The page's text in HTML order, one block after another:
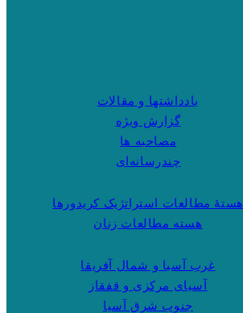
یادداشتها و مقالات
گزارش ویژه
مصاحبه ها
چندرسانه‌ای
هستهٔ مطالعات استراتژیک کریدورها
هسته مطالعات زنان
غرب آسیا و شمال آفریقا
آسیای مرکزی و قفقاز
جنوب شرق آسیا